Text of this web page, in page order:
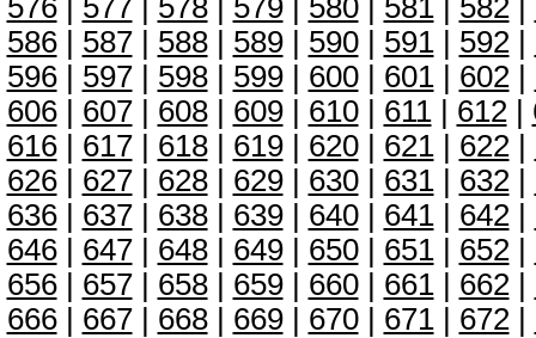
576| 577| 578| 579| 580| 581| 582|
586| 587| 588| 589| 590| 591| 592|
596| 597| 598| 599| 600| 601| 602|
606| 607| 608| 609| 610| 611| 612|
616| 617| 618| 619| 620| 621| 622|
626| 627| 628| 629| 630| 631| 632|
636| 637| 638| 639| 640| 641| 642|
646| 647| 648| 649| 650| 651| 652|
656| 657| 658| 659| 660| 661| 662|
666| 667| 668| 669| 670| 671| 672|